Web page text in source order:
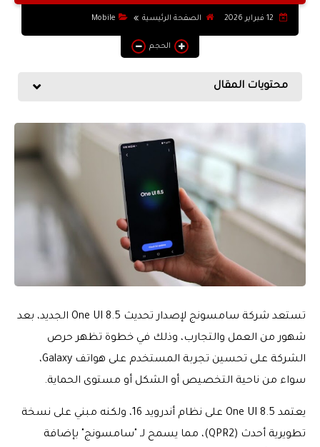
التطبيقات والبرامج
يوتيوب
الصفحة الرئيسية Mobile
الحجم
محتويات المقال
تستعد شركة سامسونج لإصدار تحديث One UI 8.5 الجديد، بعد
شهور من العمل والتجارب، وذلك في خطوة تظهر حرص
الشركة على تحسين تجربة المستخدم على هواتف Galaxy،
سواء من ناحية التخصيص أو الشكل أو مستوى الحماية.
يعتمد One UI 8.5 على نظام أندرويد 16، ولكنه مبني على نسخة
تطويرية أحدث (QPR2)، مما يسمح لـ "سامسونج" بإضافة